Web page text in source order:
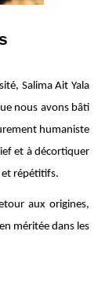
Salima Ait Yala
nous avons bâti
humaniste
et à décortiquer
et répétitifs.
aux origines,
méritée dans les